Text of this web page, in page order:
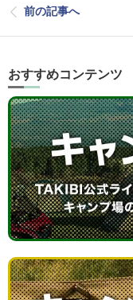
前の記事へ
おすすめコンテンツ